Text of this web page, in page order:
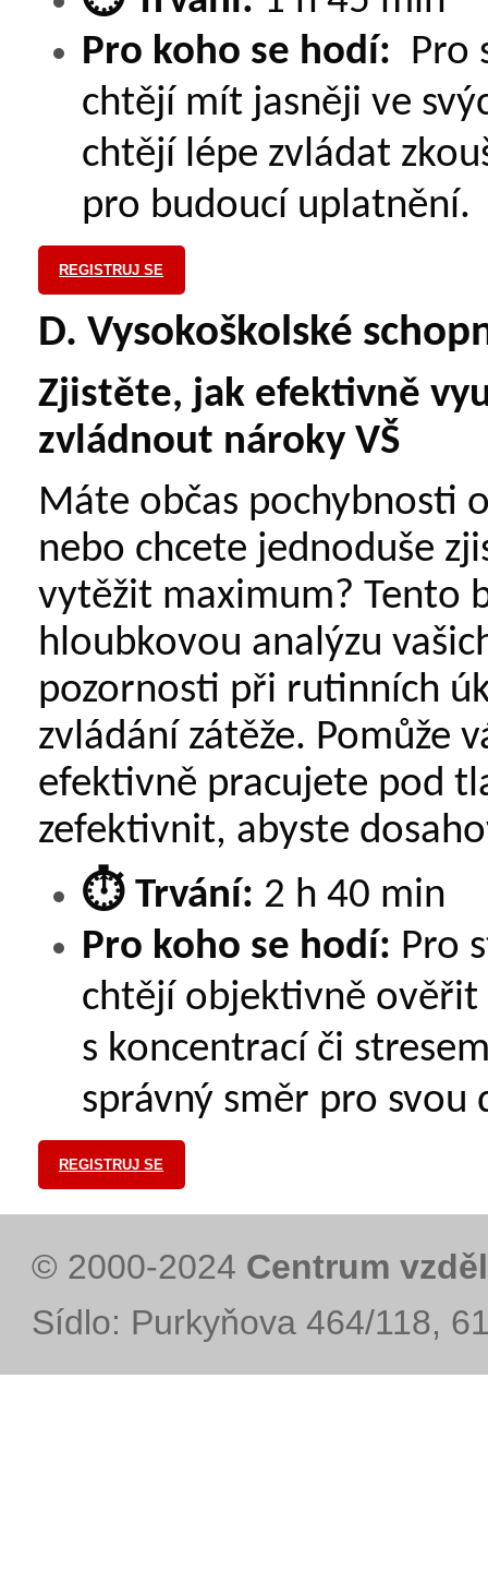
Pro koho se hodí: Pro
chtějí mít jasněji ve
chtějí lépe zvládat
pro budoucí uplatnění.
REGISTRUJ SE
D. Vysokoškolské
Zjistěte, jak efektivně
zvládnout nároky VŠ
Máte občas pochybnosti
nebo chcete jednoduše
vytěžit maximum? Tento
hloubkovou analýzu
pozornosti při rutinních
zvládání zátěže. Pomůže
efektivně pracujete pod
zefektivnit, abyste
⏱️Trvání: 2 h 40 min
Pro koho se hodí: Pro
chtějí objektivně ověřit
s koncentrací či
správný směr pro svou
REGISTRUJ SE
© 2000-2024 Centrum
Sídlo: Purkyňova 464/118,